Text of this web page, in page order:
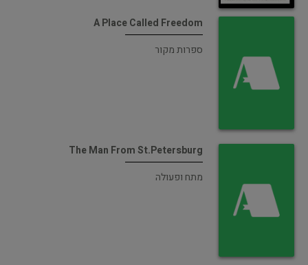
A Place Called Freedom
ספרות מקור
The Man From St.Petersburg
מתח ופעולה